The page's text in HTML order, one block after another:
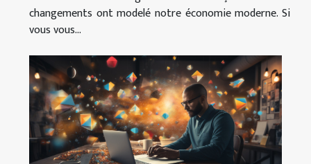
changements ont modelé notre économie moderne. Si
vous vous...